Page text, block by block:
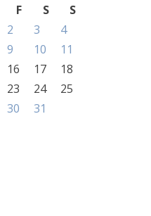
F S
S
2 3
4
9 10
11
16 17
18
23 24
25
30 31